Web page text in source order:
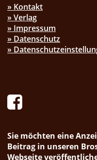
» Kontakt
» Verlag
» Impressum
» Datenschutz
»
Sie möchten eine
Beitrag in unseren
Webseite